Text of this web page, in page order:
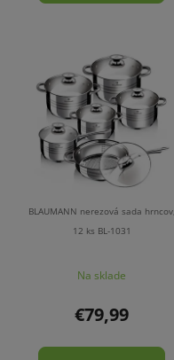
BLAUMANN nerezová sada hrncov,
12 ks BL-1031
Na sklade
€79,99